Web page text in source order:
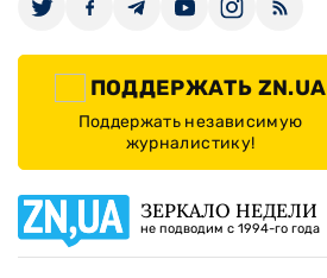
ПОДДЕРЖАТЬ ZN.UA
Поддержать независимую
журналистику!
ЗЕРКАЛО НЕДЕЛИ
не подводим с 1994-го года